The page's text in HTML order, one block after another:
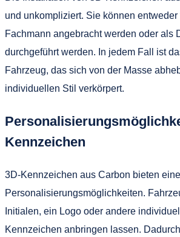
und unkompliziert. Sie können
Fachmann angebracht werden oder als
durchgeführt werden. In jedem Fall ist
Fahrzeug, das sich von der Masse
individuellen Stil verkörpert.
Kennzeichen
3D-Kennzeichen aus Carbon bieten
Personalisierungsmöglichkeiten.
Initialen, ein Logo oder andere
Kennzeichen anbringen lassen.